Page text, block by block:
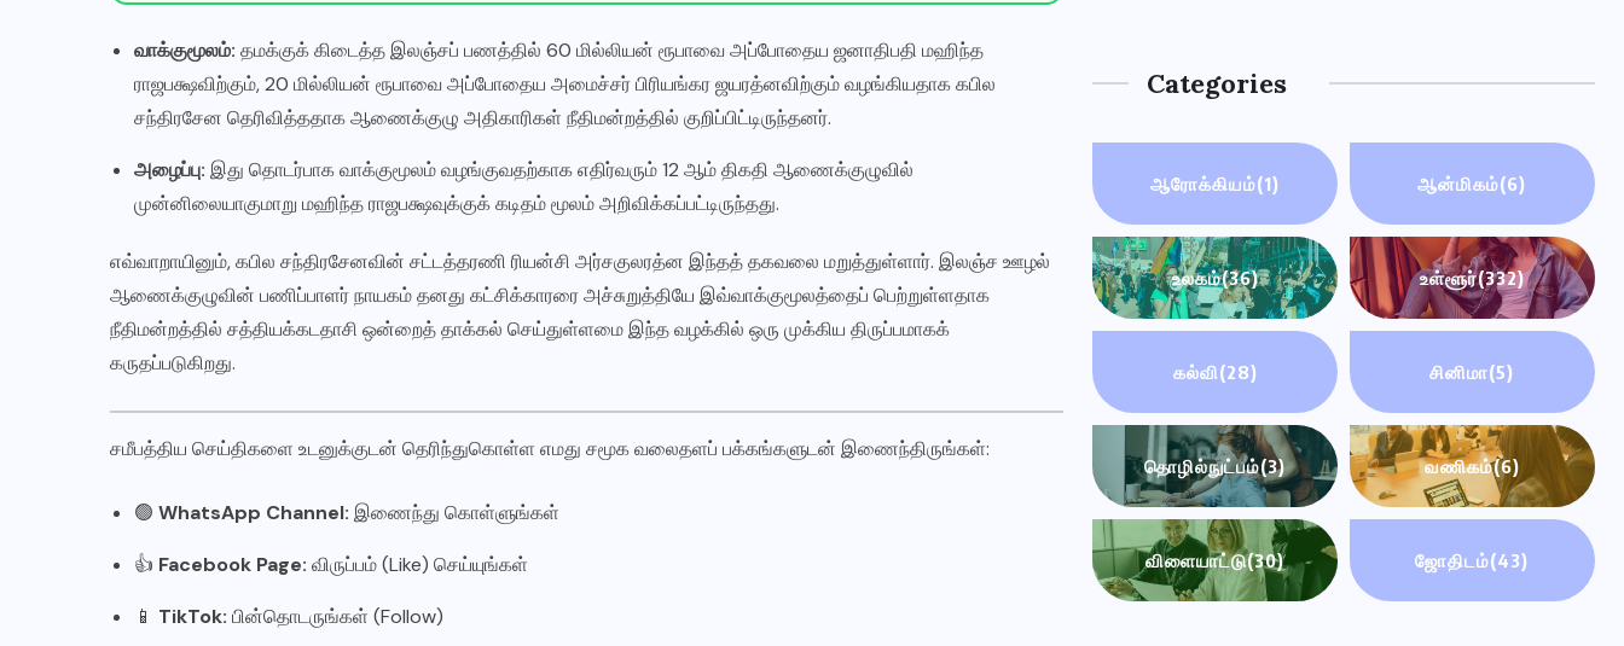
வாக்குமூலம்: தமக்குக் கிடைத்த இலஞ்சப் பணத்தில் 60 மில்லியன் ரூபாவை அப்போதைய ஜனாதிபதி மஹிந்த
ராஜபக்ஷவிற்கும், 20 மில்லியன் ரூபாவை அப்போதைய அமைச்சர் பிரியங்கர ஜயரத்னவிற்கும் வழங்கியதாக கபில
சந்திரசேன தெரிவித்ததாக ஆணைக்குழு அதிகாரிகள் நீதிமன்றத்தில் குறிப்பிட்டிருந்தனர்.
அழைப்பு: இது தொடர்பாக வாக்குமூலம் வழங்குவதற்காக எதிர்வரும் 12 ஆம் திகதி ஆணைக்குழுவில்
முன்னிலையாகுமாறு மஹிந்த ராஜபக்ஷவுக்குக் கடிதம் மூலம் அறிவிக்கப்பட்டிருந்தது.
எவ்வாறாயினும், கபில சந்திரசேனவின் சட்டத்தரணி ரியன்சி அர்சகுலரத்ன இந்தத் தகவலை மறுத்துள்ளார். இலஞ்ச ஊழல்
ஆணைக்குழுவின் பணிப்பாளர் நாயகம் தனது கட்சிக்காரரை அச்சுறுத்தியே இவ்வாக்குமூலத்தைப் பெற்றுள்ளதாக
நீதிமன்றத்தில் சத்தியக்கடதாசி ஒன்றைத் தாக்கல் செய்துள்ளமை இந்த வழக்கில் ஒரு முக்கிய திருப்பமாகக்
கருதப்படுகிறது.
சமீபத்திய செய்திகளை உடனுக்குடன் தெரிந்துகொள்ள எமது சமூக வலைதளப் பக்கங்களுடன் இணைந்திருங்கள்:
🟢 WhatsApp Channel: இணைந்து கொள்ளுங்கள்
👍 Facebook Page: விருப்பம் (Like) செய்யுங்கள்
📱 TikTok: பின்தொடருங்கள் (Follow)
Categories
ஆரோக்கியம்(1) ஆன்மிகம்(6)
உலகம்(36) உள்ளூர்(332)
கல்வி(28) சினிமா(5)
தொழில்நுட்பம்(3) வணிகம்(6)
விளையாட்டு(30) ஜோதிடம்(43)